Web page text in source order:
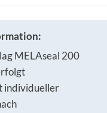
MELAseal 200
individueller